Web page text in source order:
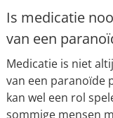
Is medicatie
van een
Medicatie is niet
van een paranoïde
kan wel een rol
sommige mensen